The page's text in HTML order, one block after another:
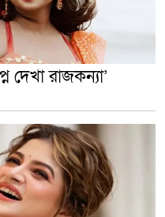
দেখা রাজকন্যা’